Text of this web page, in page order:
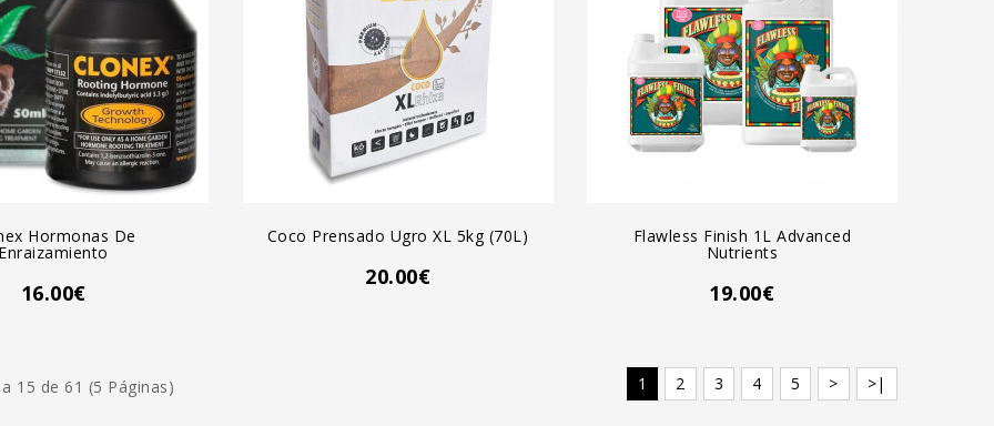
Hormonas De
16.00€
Coco Prensado Ugro XL 5kg (70L)
20.00€
Flawless Finish 1L Advanced
Nutrients
19.00€
1 2 3 4 5 > >|
15 de 61 (5 Páginas)